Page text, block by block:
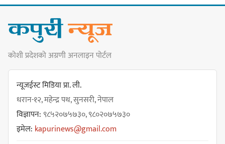
कार्यसम्पादनमा पहिलो
धरान उपमहानगरपालिकाको नगरसभा
चुल्हो निभ्दा ब्युँझन सक्ने आक्रोश
कोशी प्रदेशको अग्रणी अनलाइन पोर्टल
न्यूजईस्ट मिडिया प्रा. ली.
धरान-१२, महेन्द्र पथ, सुनसरी, नेपाल
विज्ञापन:९८५२०७५७३०, ९८०२०७५७३०
इमेल: kapurinews@gmail.com